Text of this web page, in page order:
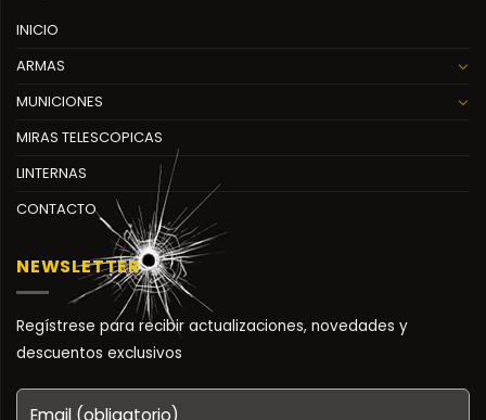
INICIO
ARMAS
MUNICIONES
MIRAS TELESCOPICAS
LINTERNAS
CONTACTO
NEWSLETTER
Regístrese para recibir actualizaciones, novedades y
descuentos exclusivos